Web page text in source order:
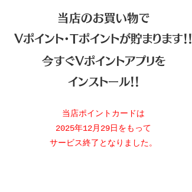
当店のお買い物で
Vポイント・Tポイントが貯まります！！
今すぐVポイントアプリを
インストール！！
当店ポイントカードは
2025年12月29日をもって
サービス終了となりました。